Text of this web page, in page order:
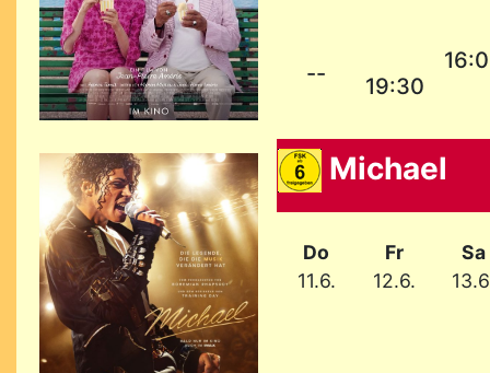
-- 19:30
Michael
Do
11.6.
Fr
12.6.
Sa